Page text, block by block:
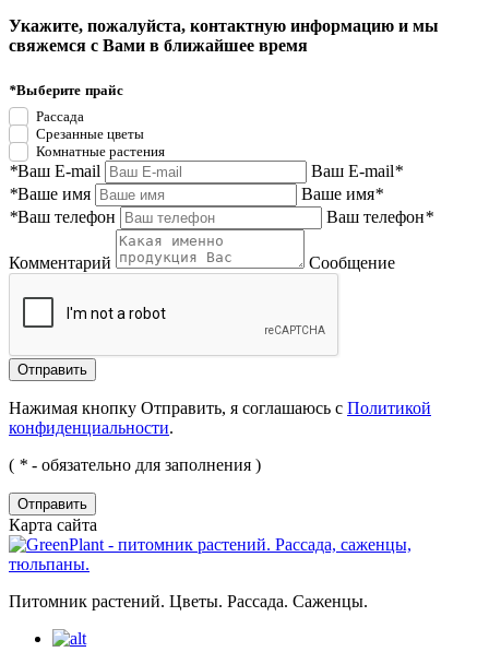
Укажите, пожалуйста, контактную информацию и мы
свяжемся с Вами в ближайшее время
*Выберите прайс
Рассада
Срезанные цветы
Комнатные растения
*Ваш E-mail Ваш E-mail*
*Ваше имя Ваше имя*
*Ваш телефон Ваш телефон*
Комментарий Сообщение
Нажимая кнопку Отправить, я соглашаюсь с Политикой
конфиденциальности.
( * - обязательно для заполнения )
Отправить
Карта сайта
Питомник растений. Цветы. Рассада. Саженцы.